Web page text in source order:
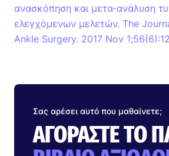
ανασκόπηση και μετα-ανάλυση
ελεγχόμενων μελετών. The
Ankle Surgery. 2017 Nov
Σας αρέσει αυτό που μαθαίνετε;
ΑΓΟΡΆΣΤΕ ΤΟ